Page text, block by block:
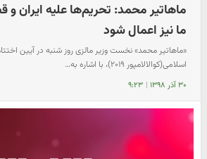
ماهاتیر محمد: تحریم‌ها علیه ایران
ما نیز اعمال شود
«ماهاتیر محمد» نخست وزیر مالزی روز شنبه در آیین
اسلامی(کوالالامپور ۲۰۱۹)، با اشاره به…
۳۰ آذر ۱۳۹۸ | ۹:۲۳